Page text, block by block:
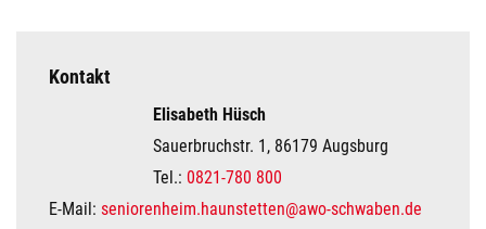
Kontakt
Elisabeth Hüsch
Sauerbruchstr. 1, 86179 Augsburg
Tel.: 0821-780 800
E-Mail: seniorenheim.haunstetten@awo-schwaben.de